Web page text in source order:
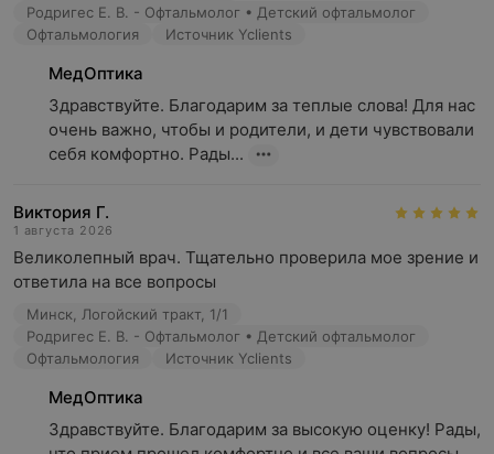
Родригес Е. В. - Офтальмолог • Детский офтальмолог
Офтальмология
Источник Yclients
МедОптика
Здравствуйте. Благодарим за теплые слова! Для нас
очень важно, чтобы и родители, и дети чувствовали
себя комфортно. Рады...
Виктория Г.
1 августа 2026
Великолепный врач. Тщательно проверила мое зрение и
ответила на все вопросы
Минск, Логойский тракт, 1/1
Родригес Е. В. - Офтальмолог • Детский офтальмолог
Офтальмология
Источник Yclients
МедОптика
Здравствуйте. Благодарим за высокую оценку! Рады,